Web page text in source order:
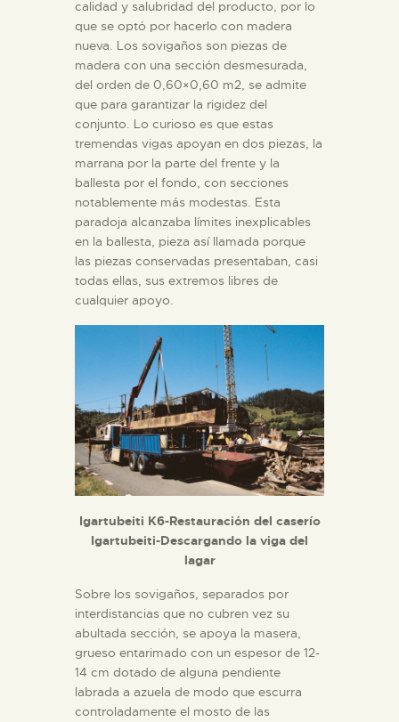
calidad y salubridad del producto, por lo
que se optó por hacerlo con madera
nueva. Los sovigaños son piezas de
madera con una sección desmesurada,
del orden de 0,60×0,60 m2, se admite
que para garantizar la rigidez del
conjunto. Lo curioso es que estas
tremendas vigas apoyan en dos piezas, la
marrana por la parte del frente y la
ballesta por el fondo, con secciones
notablemente más modestas. Esta
paradoja alcanzaba límites inexplicables
en la ballesta, pieza así llamada porque
las piezas conservadas presentaban, casi
todas ellas, sus extremos libres de
cualquier apoyo.
Igartubeiti K6-Restauración del caserío
Igartubeiti-Descargando la viga del
lagar
Sobre los sovigaños, separados por
interdistancias que no cubren vez su
abultada sección, se apoya la masera,
grueso entarimado con un espesor de 12-
14 cm dotado de alguna pendiente
labrada a azuela de modo que escurra
controladamente el mosto de las